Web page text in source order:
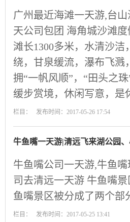
广州最近海滩一天游,台
天公司包团 海角城沙滩
滩长1300多米，水清沙
绕，甘泉缓流，瀑布飞溅
拥“一帆风顺”，“田头之
缓步赏境，休闲写意，是
栏目： 发布时间：2017-05-26 17:54
牛鱼嘴一天游|清远飞来湖公园
牛鱼嘴公司一天游,牛鱼
司去清远一天游 牛鱼嘴
鱼嘴景区被分成了两个部
栏目： 发布时间：2017-05-25 13:41